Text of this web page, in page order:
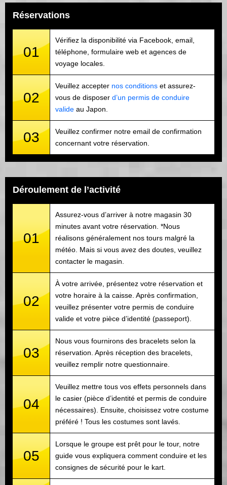
Réservations
01
Vérifiez la disponibilité via Facebook, email,
téléphone, formulaire web et agences de
voyage locales.
02
Veuillez accepter nos conditions et assurez-
vous de disposer d’un permis de conduire
valide au Japon.
03
Veuillez confirmer notre email de confirmation
concernant votre réservation.
Déroulement de l’activité
01
Assurez-vous d’arriver à notre magasin 30
minutes avant votre réservation. *Nous
réalisons généralement nos tours malgré la
météo. Mais si vous avez des doutes, veuillez
contacter le magasin.
02
À votre arrivée, présentez votre réservation et
votre horaire à la caisse. Après confirmation,
veuillez présenter votre permis de conduire
valide et votre pièce d’identité (passeport).
03
Nous vous fournirons des bracelets selon la
réservation. Après réception des bracelets,
veuillez remplir notre questionnaire.
04
Veuillez mettre tous vos effets personnels dans
le casier (pièce d’identité et permis de conduire
nécessaires). Ensuite, choisissez votre costume
préféré ! Tous les costumes sont lavés.
05
Lorsque le groupe est prêt pour le tour, notre
guide vous expliquera comment conduire et les
consignes de sécurité pour le kart.